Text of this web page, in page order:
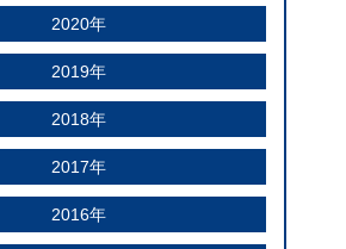
2020年
2019年
2018年
2017年
2016年